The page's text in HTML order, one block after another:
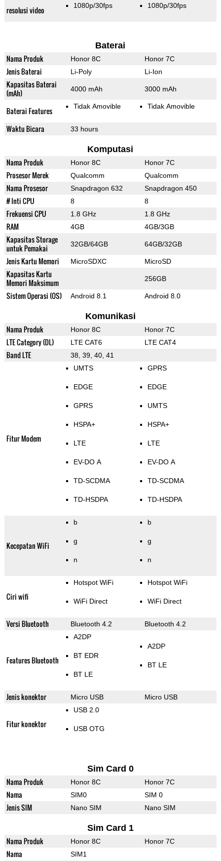
resolusi video 1080p/30fps 1080p/30fps
Baterai
Nama Produk Honor 8C Honor 7C
Jenis Baterai Li-Poly Li-Ion
Kapasitas Baterai
(mAh)
4000 mAh 3000 mAh
Baterai Features Tidak Amovible Tidak Amovible
Waktu Bicara 33 hours
Komputasi
Nama Produk Honor 8C Honor 7C
Prosesor Merek Qualcomm Qualcomm
Nama Prosesor Snapdragon 632 Snapdragon 450
# Inti CPU 8 8
Frekuensi CPU 1.8 GHz 1.8 GHz
RAM 4GB 4GB/3GB
Kapasitas Storage
untuk Pemakai
32GB/64GB 64GB/32GB
Jenis Kartu Memori MicroSDXC MicroSD
Kapasitas Kartu
Memori Maksimum
256GB
Sistem Operasi (OS) Android 8.1 Android 8.0
Komunikasi
Nama Produk Honor 8C Honor 7C
LTE Category (DL) LTE CAT6 LTE CAT4
Band LTE 38, 39, 40, 41
Fitur Modem
UMTS
EDGE
GPRS
HSPA+
LTE
EV-DO A
TD-SCDMA
TD-HSDPA
GPRS
EDGE
UMTS
HSPA+
LTE
EV-DO A
TD-SCDMA
TD-HSDPA
Kecepatan WiFi
b
g
n
b
g
n
Ciri wifi
Hotspot WiFi
WiFi Direct
Hotspot WiFi
WiFi Direct
Versi Bluetooth Bluetooth 4.2 Bluetooth 4.2
Features Bluetooth
A2DP
BT EDR
BT LE
A2DP
BT LE
Jenis konektor Micro USB Micro USB
Fitur konektor
USB 2.0
USB OTG
Sim Card 0
Nama Produk Honor 8C Honor 7C
Nama SIM0 SIM 0
Jenis SIM Nano SIM Nano SIM
Sim Card 1
Nama Produk Honor 8C Honor 7C
Nama SIM1